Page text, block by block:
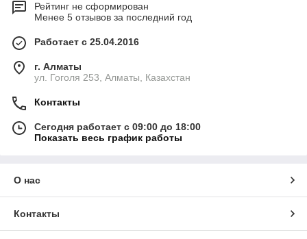
Рейтинг не сформирован
Менее 5 отзывов за последний год
Работает с 25.04.2016
г. Алматы
ул. Гоголя 253, Алматы, Казахстан
Контакты
Сегодня работает с 09:00 до 18:00
Показать весь график работы
О нас
Контакты